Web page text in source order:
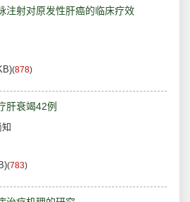
注射对原发性肝癌的临床疗效
(878)
肝衰竭42例
(783)